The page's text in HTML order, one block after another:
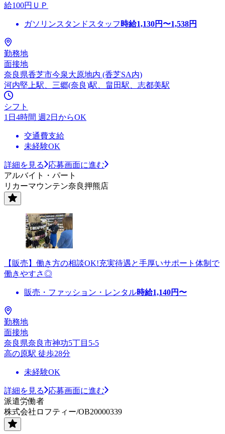
給100円ＵＰ
ガソリンスタンドスタッフ 時給1,130円〜1,538円
勤務地
面接地
奈良県香芝市今泉大原地内 (香芝SA内)
河内堅上駅、三郷(奈良)駅、畠田駅、志都美駅
シフト
1日4時間 週2日からOK
交通費支給
未経験OK
詳細を見る
応募画面に進む
アルバイト・パート
リカーマウンテン奈良押熊店
【販売】働き方の相談OK!充実待遇と手厚いサポート体制で
働きやすさ◎
販売・ファッション・レンタル時給1,140円〜
勤務地
面接地
奈良県奈良市神功5丁目5-5
高の原駅 徒歩28分
未経験OK
詳細を見る
応募画面に進む
派遣労働者
株式会社ロフティー/OB20000339